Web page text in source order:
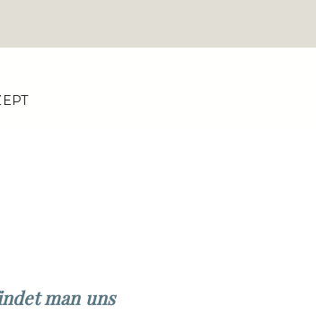
KILBERTUS
für Haut und
man uns